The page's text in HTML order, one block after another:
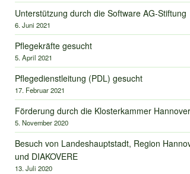
Unterstützung durch die Software AG-Stiftung
6. Juni 2021
Pflegekräfte gesucht
5. April 2021
Pflegedienstleitung (PDL) gesucht
17. Februar 2021
Förderung durch die Klosterkammer Hannover
5. November 2020
Besuch von Landeshauptstadt, Region
und DIAKOVERE
13. Juli 2020